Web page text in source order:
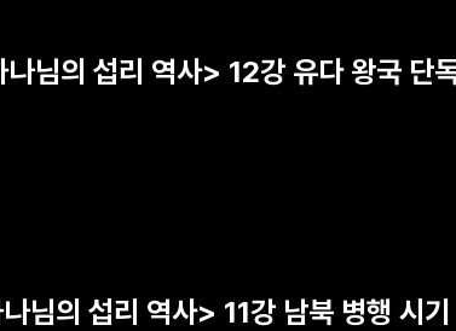
님의 섭리 역사> 12강 유다 왕국 단
님의 섭리 역사> 11강 남북 병행 시기